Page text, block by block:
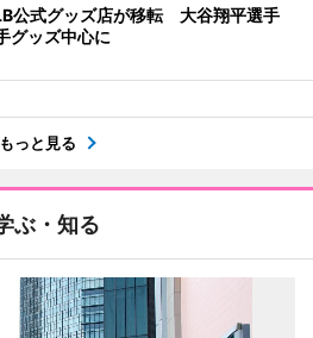
公式グッズ店が移転 大谷翔平選手
グッズ中心に
もっと見る
ぶ・知る